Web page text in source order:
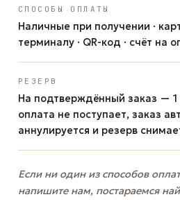
СПОСОБЫ ОПЛАТЫ
Наличные при получении ·
терминалу · QR-код · счёт на
РЕЗЕРВ
На подтверждённый заказ — 1
оплата не поступает, заказ
аннулируется и резерв
Если ни один из способов
напишите нам, постараемся